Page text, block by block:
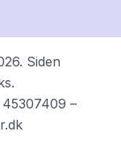
Siden
45307409 –